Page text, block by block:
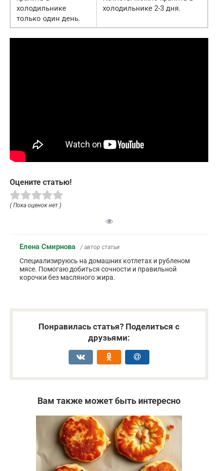
холодильнике
только один день.
холодильнике 2-3 дня.
Оцените статью!
( Пока оценок нет )
Елена Смирнова / автор статьи
Специализируюсь на домашних котлетах и рубленом
мясе. Помогаю добиться сочности и правильной
корочки без масляного жира.
Понравилась статья? Поделиться с
друзьями:
Вам также может быть интересно